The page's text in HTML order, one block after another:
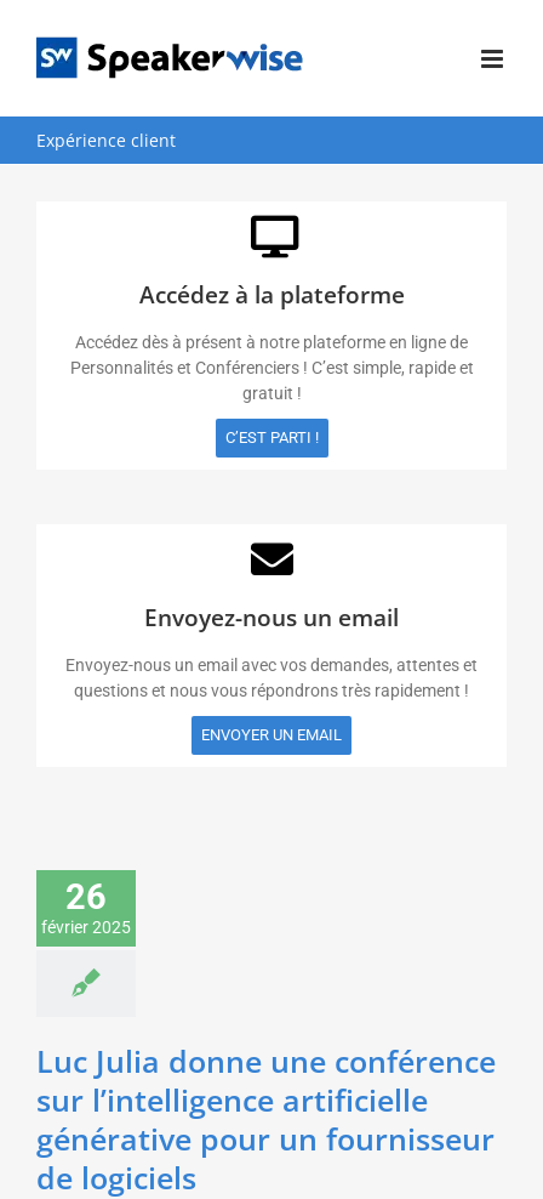
contenu
Expérience client
26
février 2025
Luc Julia donne une conférence
sur l’intelligence artificielle
générative pour un fournisseur
de logiciels
Accédez à la plateforme
Accédez dès à présent à notre plateforme en ligne de
Personnalités et Conférenciers ! C’est simple, rapide et
gratuit !
C’EST PARTI !
Envoyez-nous un email
Envoyez-nous un email avec vos demandes, attentes et
questions et nous vous répondrons très rapidement !
ENVOYER UN EMAIL